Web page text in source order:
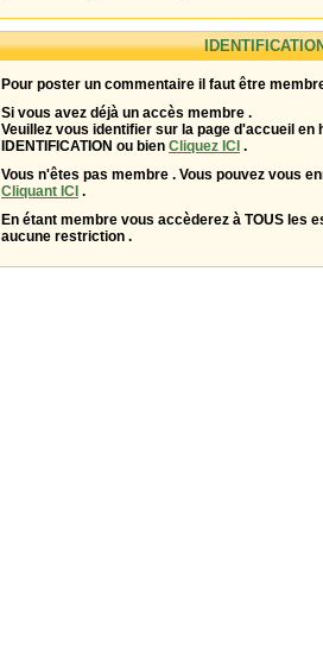
Pour poster un commentaire il faut être
Si vous avez déjà un accès membre .
Veuillez vous identifier sur la page d'accueil en
IDENTIFICATION ou bien Cliquez ICI .
Vous n'êtes pas membre . Vous pouvez vous
Cliquant ICI .
En étant membre vous accèderez à TOUS les
aucune restriction .